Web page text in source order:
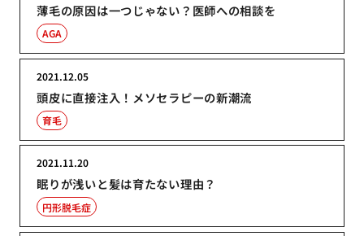
薄毛の原因は一つじゃない？医師への相談を
AGA
頭皮に直接注入！メソセラピーの新潮流
2021.12.05
育毛
眠りが浅いと髪は育たない理由？
2021.11.20
円形脱毛症